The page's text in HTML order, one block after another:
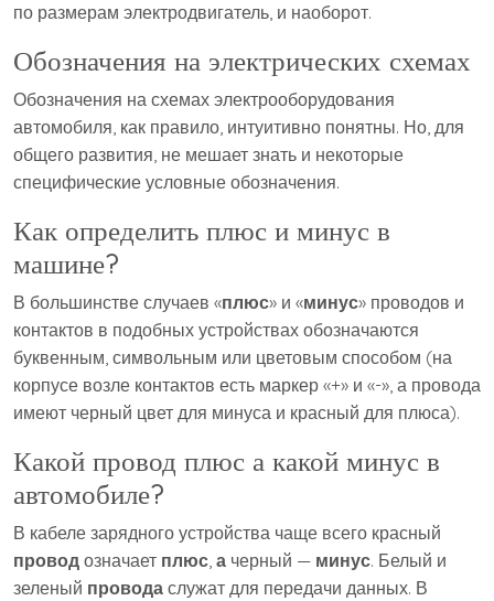
по размерам электродвигатель, и наоборот.
Обозначения на электрических схемах
Обозначения на схемах электрооборудования
автомобиля, как правило, интуитивно понятны. Но, для
общего развития, не мешает знать и некоторые
специфические условные обозначения.
Как определить плюс и минус в
машине?
В большинстве случаев «плюс» и «минус» проводов и
контактов в подобных устройствах обозначаются
буквенным, символьным или цветовым способом (на
корпусе возле контактов есть маркер «+» и «-», а провода
имеют черный цвет для минуса и красный для плюса).
Какой провод плюс а какой минус в
автомобиле?
В кабеле зарядного устройства чаще всего красный
провод означает плюс, а черный — минус. Белый и
зеленый провода служат для передачи данных. В